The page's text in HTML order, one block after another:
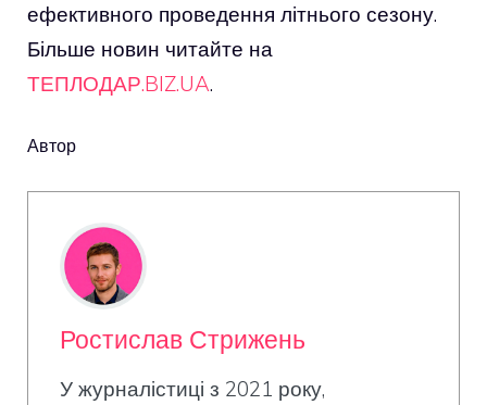
ефективного проведення літнього сезону.
Більше новин читайте на
ТЕПЛОДАР.BIZ.UA.
Автор
Ростислав Стрижень
У журналістиці з 2021 року,